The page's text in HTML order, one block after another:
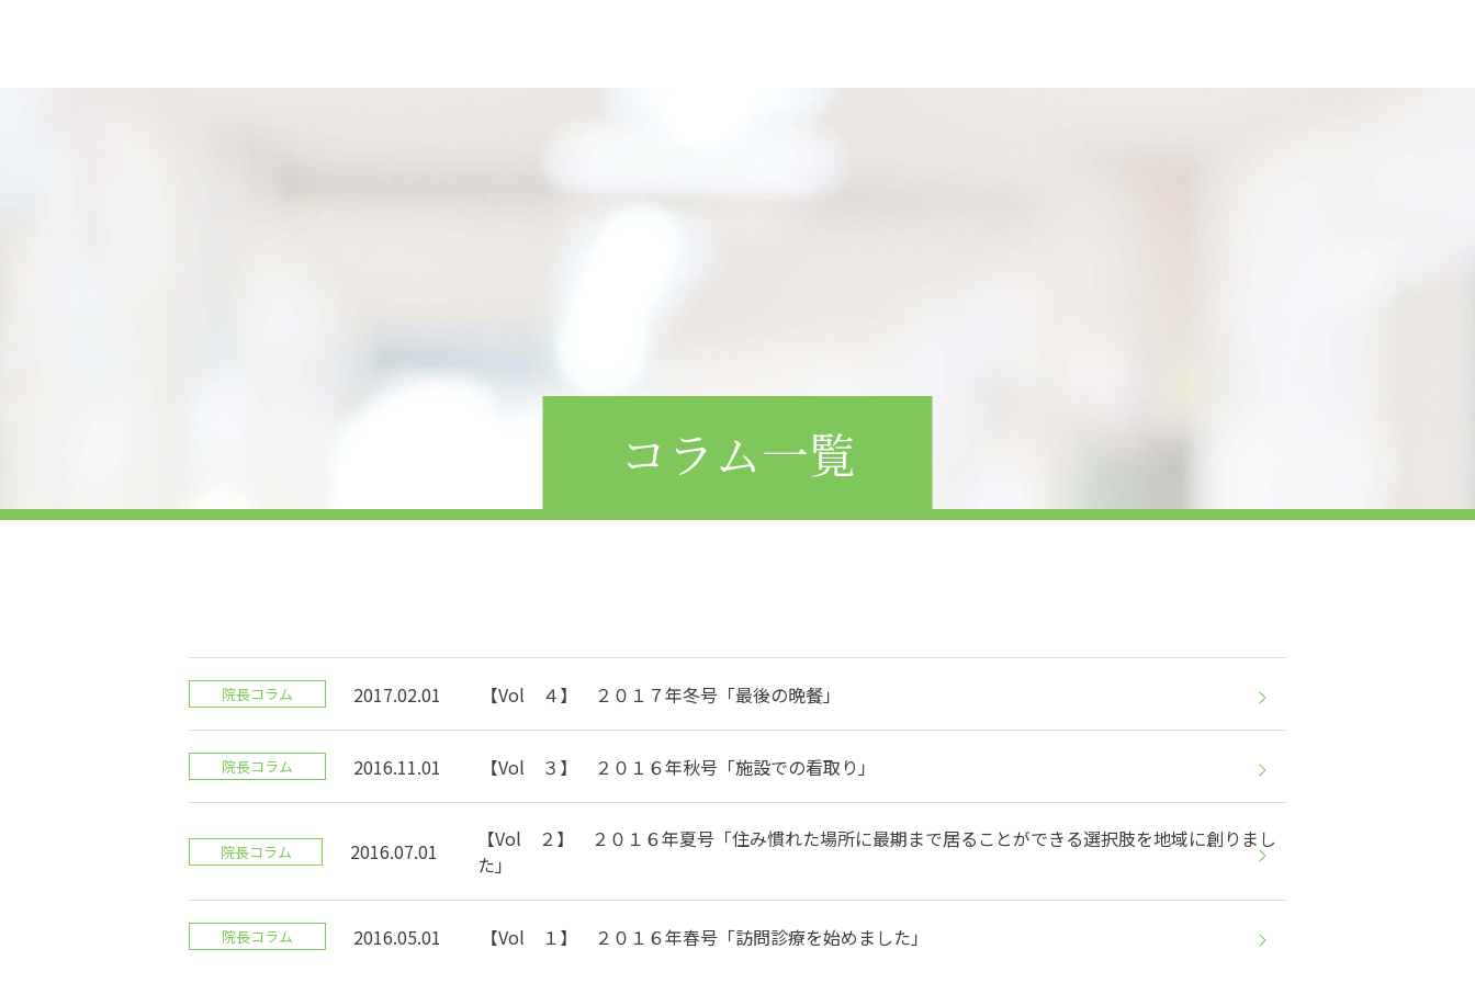
コラム一覧
院長コラム 2017.02.01 【Vol ４】 ２０１７年冬号「最後の晩餐」
院長コラム 2016.11.01 【Vol ３】 ２０１６年秋号「施設での看取り」
院長コラム 2016.07.01
【Vol ２】 ２０１６年夏号「住み慣れた場所に最期まで居ることができる選択肢を地域に創りまし
た」
院長コラム 2016.05.01 【Vol １】 ２０１６年春号「訪問診療を始めました」